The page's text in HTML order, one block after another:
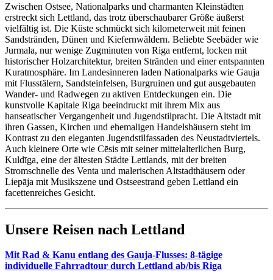
Zwischen Ostsee, Nationalparks und charmanten Kleinstädten
erstreckt sich Lettland, das trotz überschaubarer Größe äußerst
vielfältig ist. Die Küste schmückt sich kilometerweit mit feinen
Sandstränden, Dünen und Kiefernwäldern. Beliebte Seebäder wie
Jurmala, nur wenige Zugminuten von Riga entfernt, locken mit
historischer Holzarchitektur, breiten Stränden und einer entspannten
Kuratmosphäre. Im Landesinneren laden Nationalparks wie Gauja
mit Flusstälern, Sandsteinfelsen, Burgruinen und gut ausgebauten
Wander- und Radwegen zu aktiven Entdeckungen ein. Die
kunstvolle Kapitale Riga beeindruckt mit ihrem Mix aus
hanseatischer Vergangenheit und Jugendstilpracht. Die Altstadt mit
ihren Gassen, Kirchen und ehemaligen Handelshäusern steht im
Kontrast zu den eleganten Jugendstilfassaden des Neustadtviertels.
Auch kleinere Orte wie Cēsis mit seiner mittelalterlichen Burg,
Kuldīga, eine der ältesten Städte Lettlands, mit der breiten
Stromschnelle des Venta und malerischen Altstadthäusern oder
Liepāja mit Musikszene und Ostseestrand geben Lettland ein
facettenreiches Gesicht.
Unsere Reisen nach Lettland
Mit Rad & Kanu entlang des Gauja-Flusses: 8-tägige
individuelle Fahrradtour durch Lettland ab/bis Riga